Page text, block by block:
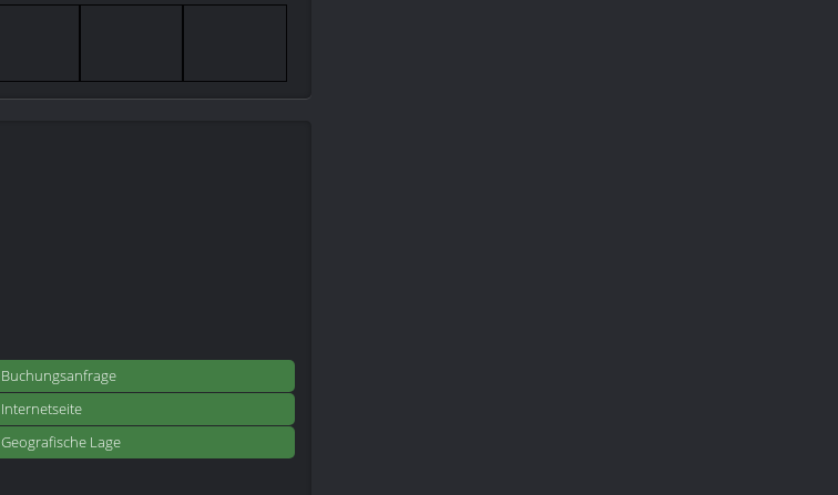
Buchungsanfrage
Internetseite
Geografische Lage